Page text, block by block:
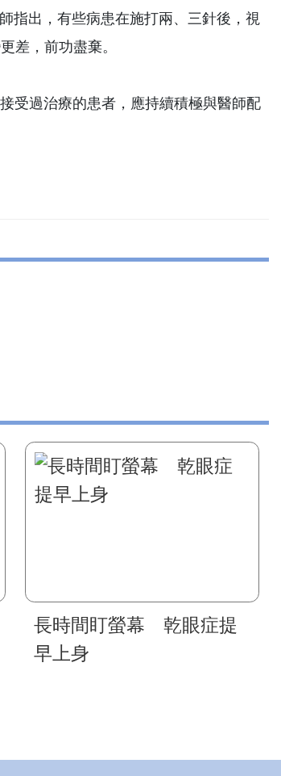
指出，有些病患在施打兩、三針後，視
差，前功盡棄。
受過治療的患者，應持續積極與醫師配
長時間盯螢幕 乾眼症提
早上身